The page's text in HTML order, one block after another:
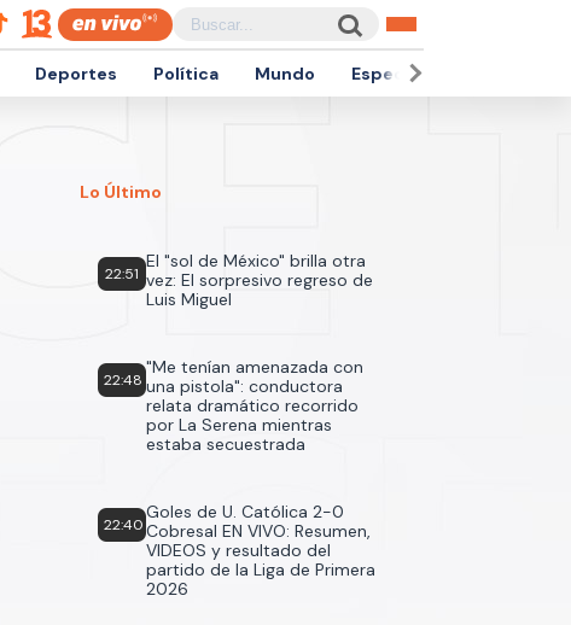
Deportes Política Mundo Espectáculos
Lo Último
22:51
El "sol de México" brilla otra
vez: El sorpresivo regreso de
Luis Miguel
22:48
"Me tenían amenazada con
una pistola": conductora
relata dramático recorrido
por La Serena mientras
estaba secuestrada
22:40
Goles de U. Católica 2-0
Cobresal EN VIVO: Resumen,
VIDEOS y resultado del
partido de la Liga de Primera
2026